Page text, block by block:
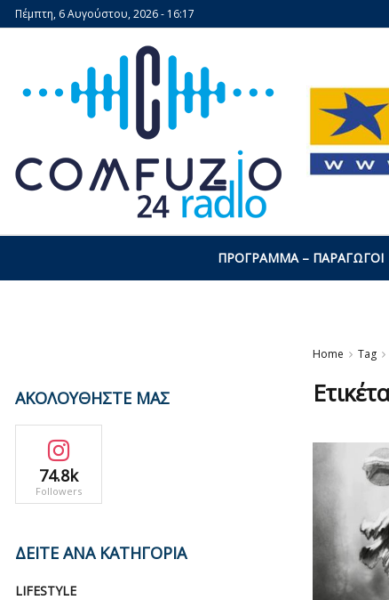
Πέμπτη, 6 Αυγούστου, 2026 - 16:17
ΠΡΌΓΡΑΜΜΑ – ΠΑΡΑΓΩΓΟΊ
Home Tag
ΑΚΟΛΟΥΘΗΣΤΕ ΜΑΣ
74.8k
Followers
ΔΕΙΤΕ ΑΝΑ ΚΑΤΗΓΟΡΙΑ
LIFESTYLE